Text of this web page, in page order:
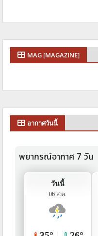
MAG [MAGAZINE]
อากาศวันนี้